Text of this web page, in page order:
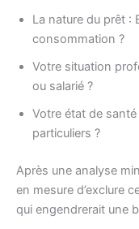
La nature du prêt :
consommation ?
Votre situation
ou salarié ?
Votre état de
particuliers ?
Après une analyse
en mesure d’exclure
qui engendrerait une